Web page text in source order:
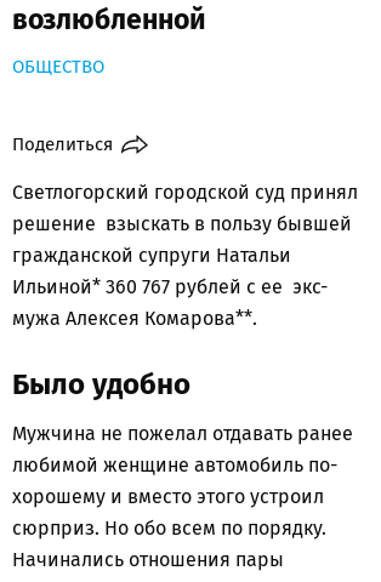
возлюбленной
ОБЩЕСТВО
Поделиться
Светлогорский городской суд принял
решение взыскать в пользу бывшей
гражданской супруги Натальи
Ильиной* 360 767 рублей с ее экс-
мужа Алексея Комарова**.
Было удобно
Мужчина не пожелал отдавать ранее
любимой женщине автомобиль по-
хорошему и вместо этого устроил
сюрприз. Но обо всем по порядку.
Начинались отношения пары